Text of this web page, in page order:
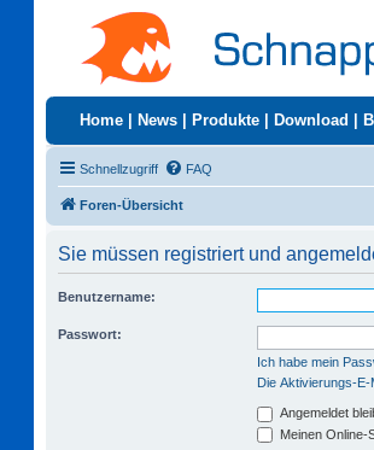
Home News Produkte Download
Schnellzugriff FAQ
Foren-Übersicht
Sie müssen registriert und
Benutzername:
Passwort:
Ich habe mein
Die Aktivierungs-
Angemeldet
Meinen Online-